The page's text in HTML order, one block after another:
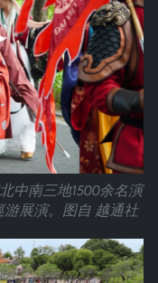
中南三地1500余名演
展演。图自 越通社